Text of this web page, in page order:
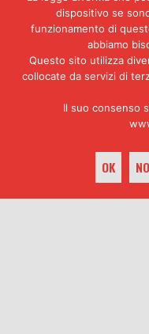
destino
vedova a 38
nostri figli
loro vita in
punto di
l’equilibrio
dolore e la
in cui si
mandò in
dispositivo se
funzionamento di
abbiamo
Questo sito utilizza
collocate da servizi di
Il suo consenso
OK NO